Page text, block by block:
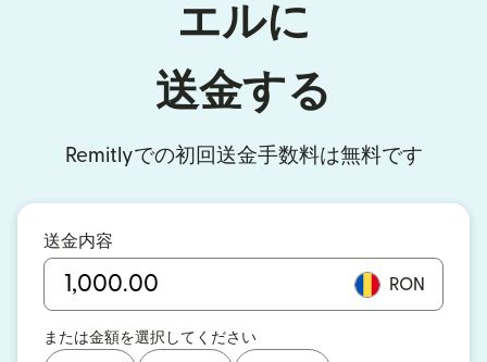
エルに
送金する
Remitlyでの初回送金手数料は無料です
送金内容
RON
または金額を選択してください